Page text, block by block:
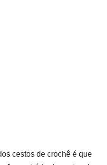
cestos de crochê é que